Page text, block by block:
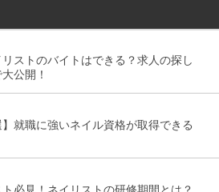
ストのバイトはできる？求人の探し
公開！
】就職に強いネイル資格が取得できる
必見！ネイリストの研修期間とは？